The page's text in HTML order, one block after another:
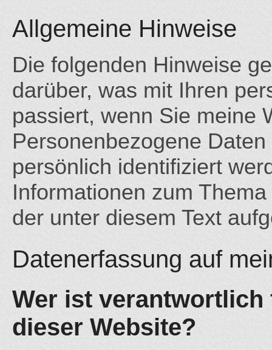
Allgemeine Hinweise
Die folgenden Hinweise
darüber, was mit Ihren
passiert, wenn Sie meine
Personenbezogene
persönlich identifiziert
Informationen zum
der unter diesem Text
Datenerfassung auf
Wer ist verantwortlich
dieser Website?